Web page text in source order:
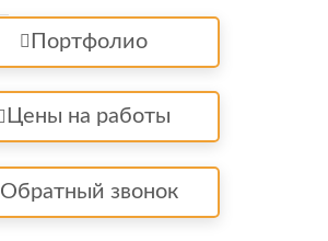
Портфолио
Цены на работы
Обратный звонок